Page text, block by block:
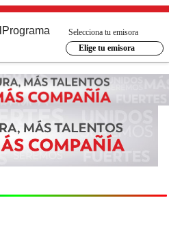
Programa
Selecciona tu emisora
Elige tu emisora